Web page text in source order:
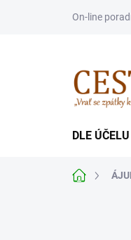
On-line
DLE ÚČELU
Domů